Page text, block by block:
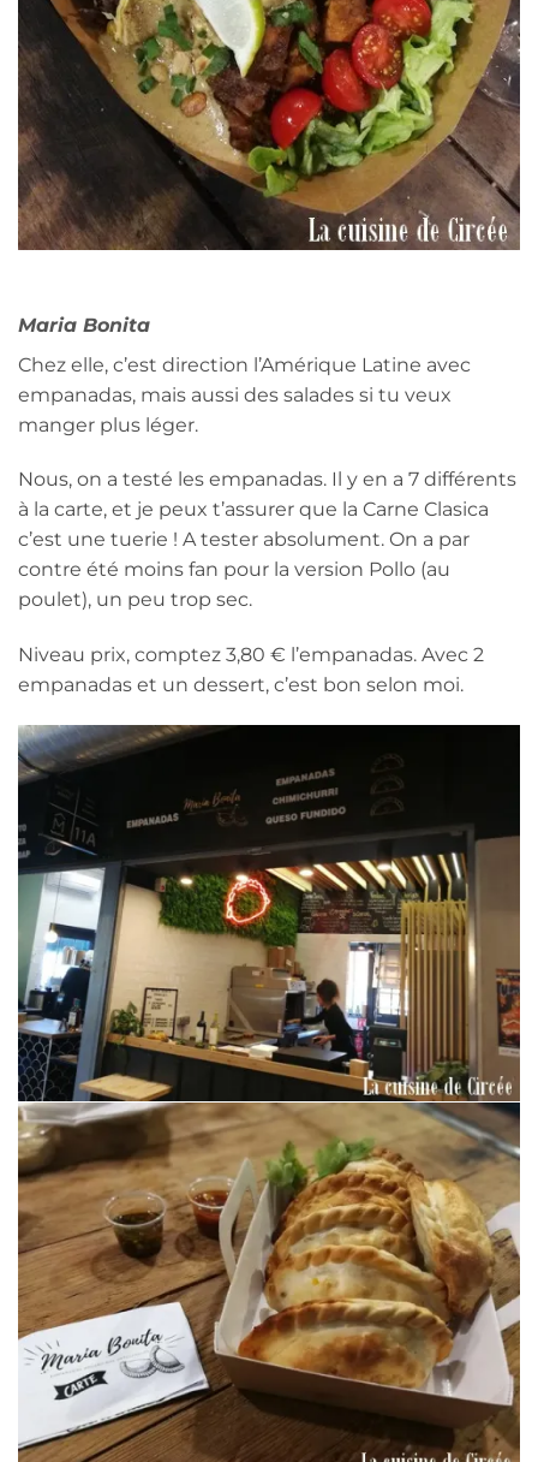
Maria Bonita
Chez elle, c’est direction l’Amérique Latine avec
empanadas, mais aussi des salades si tu veux
manger plus léger.
Nous, on a testé les empanadas. Il y en a 7 différents
à la carte, et je peux t’assurer que la Carne Clasica
c’est une tuerie ! A tester absolument. On a par
contre été moins fan pour la version Pollo (au
poulet), un peu trop sec.
Niveau prix, comptez 3,80 € l’empanadas. Avec 2
empanadas et un dessert, c’est bon selon moi.